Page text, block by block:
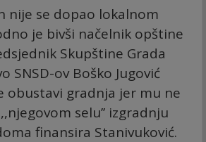
nije se dopao lokalnom
je bivši načelnik opštine
Skupštine Grada
SNSD-ov Boško Jugović
obustavi gradnja jer mu ne
selu’’ izgradnju
finansira Stanivuković.